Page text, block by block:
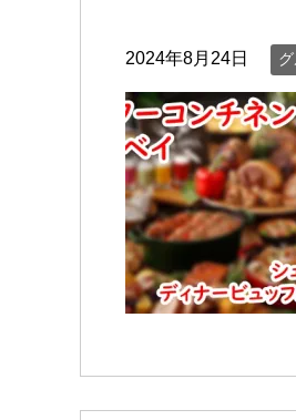
2024年8月24日